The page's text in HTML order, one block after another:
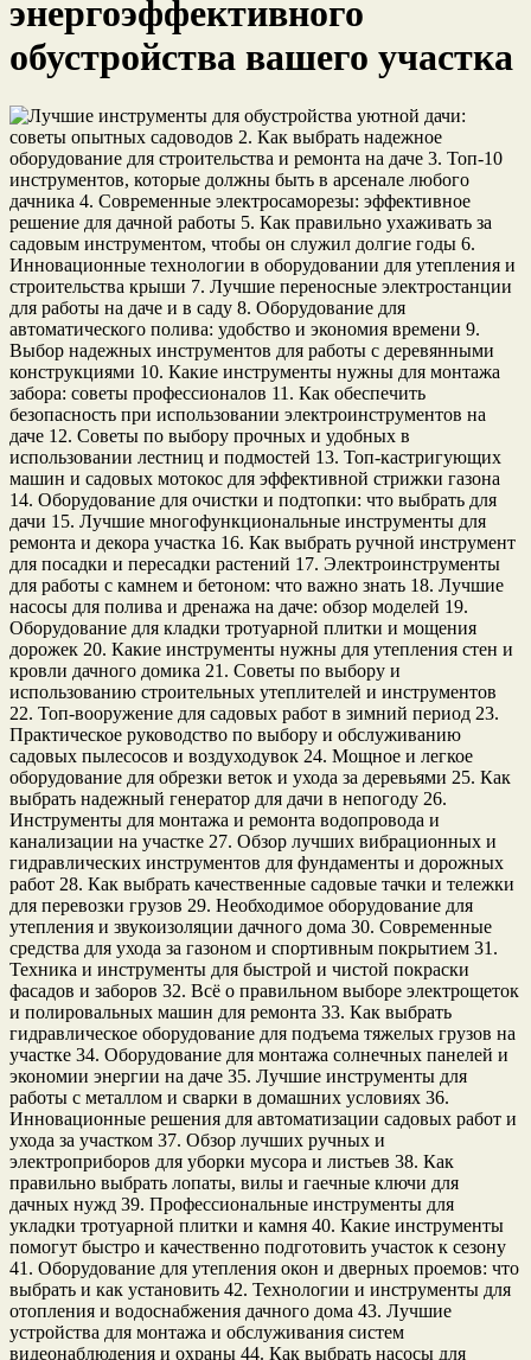
энергоэффективного
обустройства вашего участка